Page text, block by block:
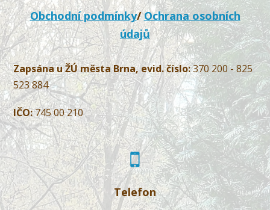
Obchodní podmínky/Ochrana osobních
údajů
Zapsána u ŽÚ města Brna, evid. číslo:370 200 - 825
523 884
IČO:745 00 210
Telefon